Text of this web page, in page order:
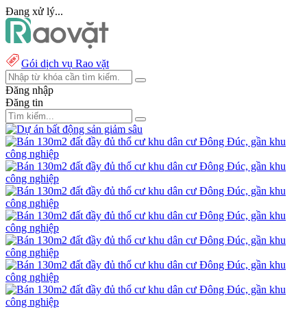
Đang xử lý...
Gói dịch vụ Rao vặt
Đăng nhập
Đăng tin